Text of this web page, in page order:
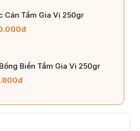
Cán Tẩm Gia Vị 250gr
Biển Tẩm Gia Vị 250gr